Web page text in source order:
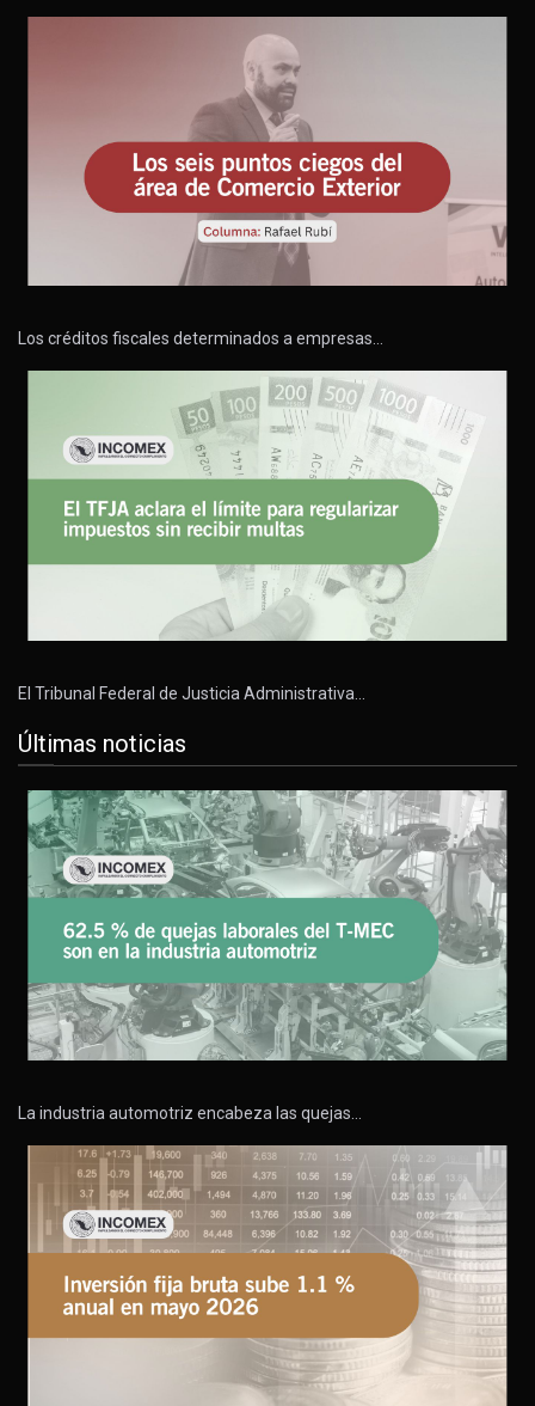
Los créditos fiscales determinados a empresas…
El Tribunal Federal de Justicia Administrativa…
Últimas noticias
La industria automotriz encabeza las quejas…